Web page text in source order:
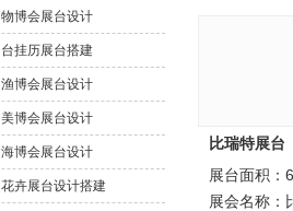
物博会展台设计
台挂历展台搭建
渔博会展台设计
美博会展台设计
海博会展台设计
花卉展台设计搭建
比瑞特展台
展台面积：
展会名称：